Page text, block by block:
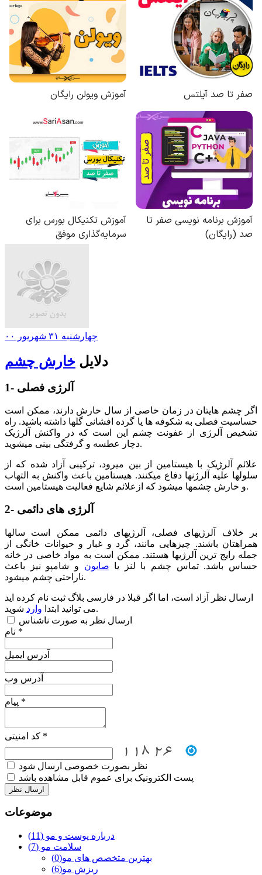
چهارشنبه ۳۱ شهریور ۰۰
دلایل خارش چشم
1- آلرژی فصلی
اگر چشم هایتان در زمان خاصی از سال خارش دارند، ممکن است
حساسیت فصلی به شکوفه ها یا گرده افشانی گلها داشته باشید. راه
تشخیص آلرژی از عفونت چشم این است که در واکنش آلرژیک
دچار عطسه و گرفتگی بینی میشوید.
علائم آلرژیک با هیستامین از بین میرود، ترکیبی آزاد شده که از
سلولها علیه آلرژنها دفاع میکنند. هیستامین باعث واکنش به التهاب
و خارش چشمها میشود که ازعلائم شایع فعالیت هیستامین است.
2- آلرژی های دائمی
بر خلاف آلرژیهای فصلی، آلرژیهای دائمی ممکن است سالها
همراهتان باشند. چیزهایی مانند، گرد و غبار و حیوانات خانگی از
جمله رایج ترین آلرژیها هستند. ممکن است به مواد خاصی در خانه
حساس باشد. تماس چشم با لنز یا صابون و شامپو نیز باعث
ناراحتی چشم میشود.
ارسال نظر آزاد است، اما اگر قبلا در فارسی بلاگ ثبت نام کرده اید
می توانید ابتدا وارد
شوید.
ارسال نظر به صورت ناشناس
نام *
آدرس ایمیل
آدرس وب
پیام *
کد امنیتی *
نظر بصورت خصوصی ارسال شود
پست الکترونیک برای عموم قابل مشاهده باشد
موضوعات
درباره پوست و مو (11)
سلامت مو (7)
بهترین متخصص های مو(0)
ریزش مو(6)